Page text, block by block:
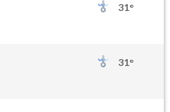
31°
31°